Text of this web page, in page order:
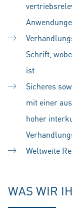
Schrift,
ist
Sicheres
mit einer
hoher
Weltweite
WAS WIR